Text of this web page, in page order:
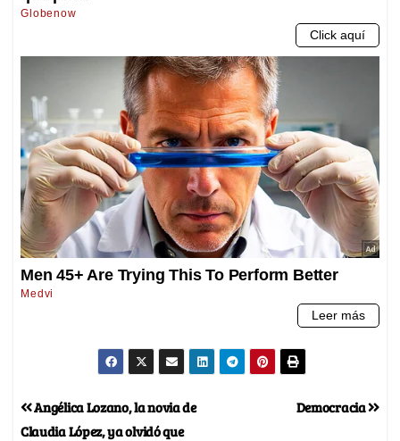
Democracia
Angélica Lozano, la novia de
Claudia López, ya olvidó que